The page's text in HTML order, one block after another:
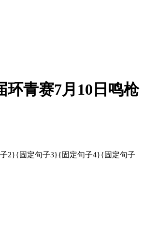
环青赛7月10日鸣枪
2}{固定句子3}{固定句子4}{固定句子